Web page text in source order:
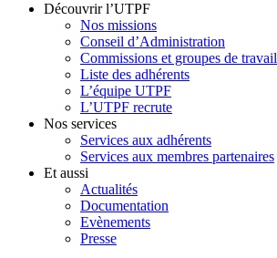
Découvrir l’UTPF
Nos missions
Conseil d’Administration
Commissions et groupes de travail
Liste des adhérents
L’équipe UTPF
L’UTPF recrute
Nos services
Services aux adhérents
Services aux membres partenaires
Et aussi
Actualités
Documentation
Evènements
Presse